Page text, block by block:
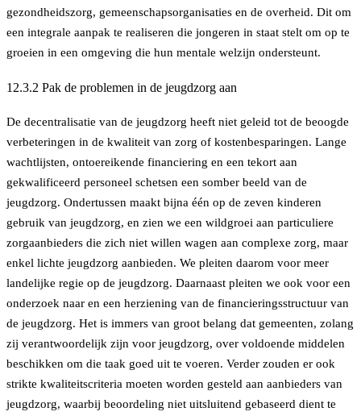
gezondheidszorg, gemeenschapsorganisaties en de overheid. Dit om
een integrale aanpak te realiseren die jongeren in staat stelt om op te
groeien in een omgeving die hun mentale welzijn ondersteunt.
12.3.2 Pak de problemen in de jeugdzorg aan
De decentralisatie van de jeugdzorg heeft niet geleid tot de beoogde
verbeteringen in de kwaliteit van zorg of kostenbesparingen. Lange
wachtlijsten, ontoereikende financiering en een tekort aan
gekwalificeerd personeel schetsen een somber beeld van de
jeugdzorg. Ondertussen maakt bijna één op de zeven kinderen
gebruik van jeugdzorg, en zien we een wildgroei aan particuliere
zorgaanbieders die zich niet willen wagen aan complexe zorg, maar
enkel lichte jeugdzorg aanbieden. We pleiten daarom voor meer
landelijke regie op de jeugdzorg. Daarnaast pleiten we ook voor een
onderzoek naar en een herziening van de financieringsstructuur van
de jeugdzorg. Het is immers van groot belang dat gemeenten, zolang
zij verantwoordelijk zijn voor jeugdzorg, over voldoende middelen
beschikken om die taak goed uit te voeren. Verder zouden er ook
strikte kwaliteitscriteria moeten worden gesteld aan aanbieders van
jeugdzorg, waarbij beoordeling niet uitsluitend gebaseerd dient te